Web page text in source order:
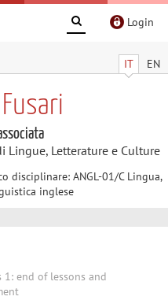
Login
IT EN
Lingue, Letterature e Culture
disciplinare: ANGL-01/C Lingua,
inglese
end of lessons and